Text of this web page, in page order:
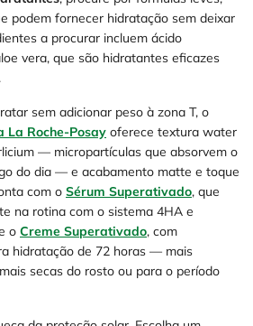
podem fornecer hidratação sem deixar
a procurar incluem ácido
vera, que são hidratantes eficazes
sem adicionar peso à zona T, o
La Roche-Posay oferece textura water
— micropartículas que absorvem o
do dia — e acabamento matte e toque
com o Sérum Superativado, que
na rotina com o sistema 4HA e
o Creme Superativado, com
hidratação de 72 horas — mais
secas do rosto ou para o período